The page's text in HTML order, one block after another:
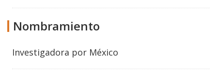
Nombramiento
Investigadora por México